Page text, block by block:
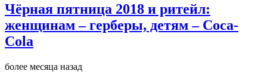
Чёрная пятница 2018 и ритейл:
женщинам – герберы, детям – Coca-
Cola
более месяца назад